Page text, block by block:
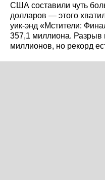
США составили чуть
долларов — этого
уик-энд «Мстители:
357,1 миллиона. Разрыв
миллионов, но рекорд